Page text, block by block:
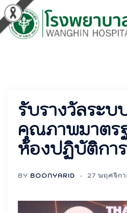
Skip
to
content
รับรางวัลระบ
คุณภาพมาตร
ห้องปฏิบัติกา
BY BOONYARID 27 พฤศจิก